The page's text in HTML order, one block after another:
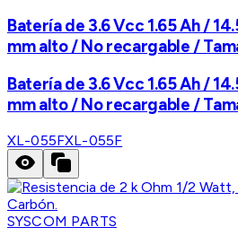
Batería de 3.6 Vcc 1.65 Ah /
mm alto / No recargable /
Batería de 3.6 Vcc 1.65 Ah /
mm alto / No recargable /
XL-055FXL-055F
SYSCOM PARTS